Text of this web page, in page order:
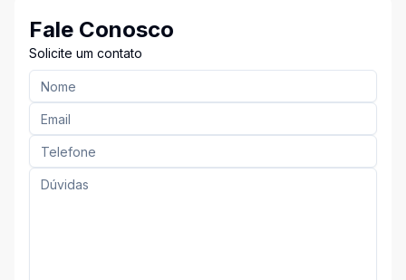
Fale Conosco
Solicite um contato